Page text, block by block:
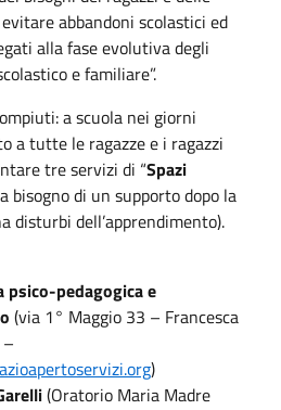
abbandoni scolastici ed
alla fase evolutiva degli
e familiare”.
a scuola nei giorni
a tutte le ragazze e i ragazzi
tre servizi di “Spazi
bisogno di un supporto dopo la
disturbi dell’apprendimento).
psico-pedagogica e
(via 1° Maggio 33 – Francesca
)
(Oratorio Maria Madre